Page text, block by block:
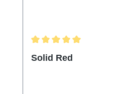
Solid Red